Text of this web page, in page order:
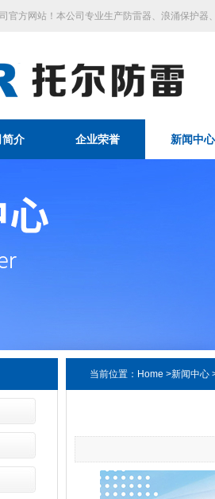
官方网站！本公司专业生产防雷器、浪涌保护器
简介 企业荣誉 新闻中心
当前位置： Home >新闻中心